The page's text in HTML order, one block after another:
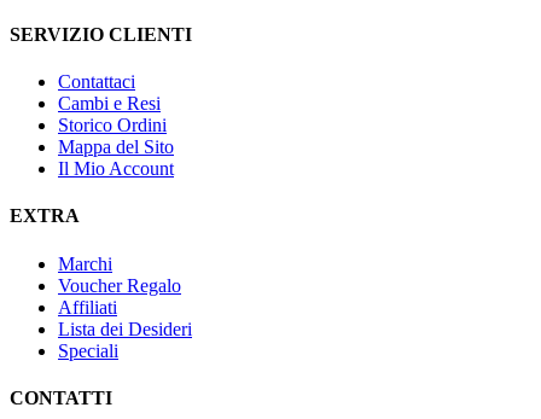
SERVIZIO CLIENTI
Contattaci
Cambi e Resi
Storico Ordini
Mappa del Sito
Il Mio Account
EXTRA
Marchi
Voucher Regalo
Affiliati
Lista dei Desideri
Speciali
CONTATTI